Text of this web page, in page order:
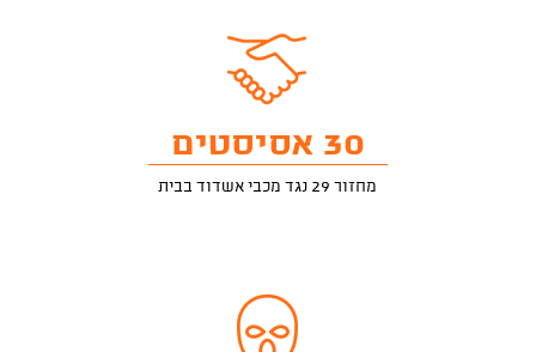
30 אסיסטים
מחזור 29 נגד מכבי אשדוד בבית